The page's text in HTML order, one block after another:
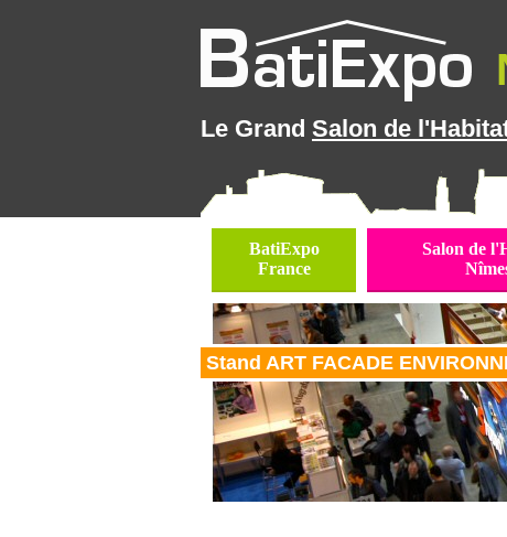
Le Grand Salon de
BatiExpo
France
Salon de
Stand ART FACADE